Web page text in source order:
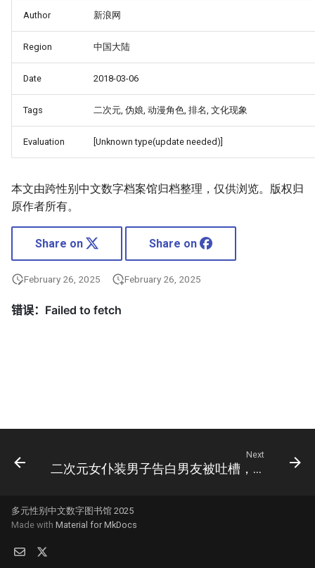
Author 新浪网
Region 中国大陆
Date 2018-03-06
Tags 二次元, 伪娘, 动漫角色, 排名, 文化现象
Evaluation [Unknown type(update needed)]
本文由跨性别中文数字档案馆归档整理，仅供浏览。版权归
原作者所有。
Share on Share on
February 26, 2025 February 26, 2025
Next
二次元女仆装男子告白男友被吐槽，男扮女装男子太像女士了啊
多元性别中文数字图书馆 2025
Made with Material for MkDocs